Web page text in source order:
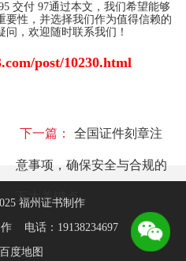
交付 97通过本文，我们希望能够
要性，并选择我们作为值得信赖的
，欢迎随时联系我们！
post/10230.html
下一篇： 全国证件刻章注
意事项，确保安全与合规的
五大关键点
福州证书制作
电话：19138234697
百度地图